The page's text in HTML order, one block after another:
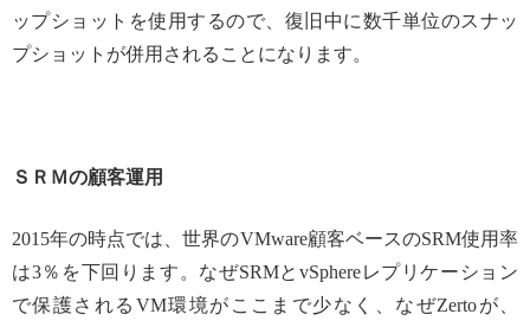
ップショットを使用するので、復旧中に数千単位のスナッ
プショットが併用されることになります。
ＳＲＭの顧客運用
2015年の時点では、世界のVMware顧客ベースのSRM使用率
は3％を下回ります。なぜSRMとvSphereレプリケーション
で保護されるVM環境がここまで少なく、なぜZertoが、